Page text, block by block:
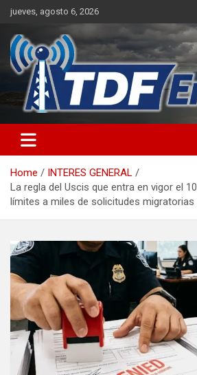
Skip
content
jueves, agosto 6, 2026
Home
INTERES GENERAL
La regla del Uscis que entra en vigor el
límites a miles de solicitudes migratorias